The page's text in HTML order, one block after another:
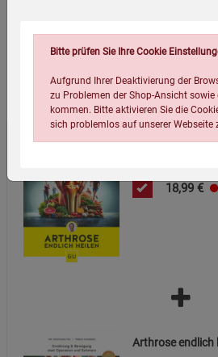
Wird oft
18,99 €
Arthrose endlich
Bitte prüfen Sie Ihre Cookie
Aufgrund Ihrer Deaktivierung der
zu Problemen der Shop-Ansicht sowie
kommen. Bitte aktivieren Sie die
sich problemlos auf unserer Webseite